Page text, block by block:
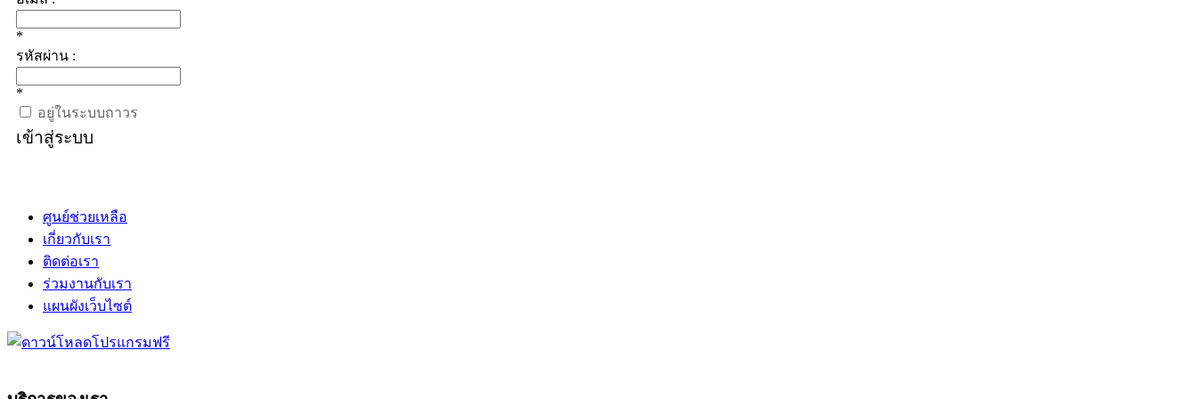
*
รหัสผ่าน :
*
อยู่ในระบบถาวร
เข้าสู่ระบบ
ศูนย์ช่วยเหลือ
เกี่ยวกับเรา
ติดต่อเรา
ร่วมงานกับเรา
แผนผังเว็บไซต์